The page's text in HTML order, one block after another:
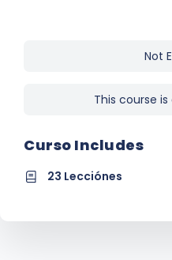
Not
This course
Curso Includes
23 Lecciónes